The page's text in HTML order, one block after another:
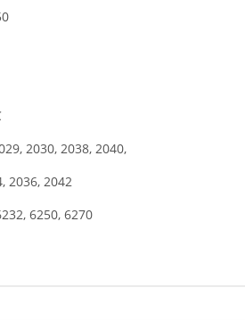
2030, 2038, 2040,
2036, 2042
6250, 6270